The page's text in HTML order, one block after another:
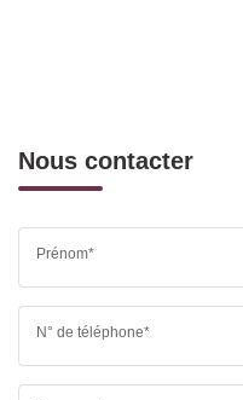
Nous contacter
Prénom*
N° de téléphone*